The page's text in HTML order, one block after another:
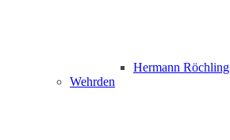
Hermann Röchling
Wehrden